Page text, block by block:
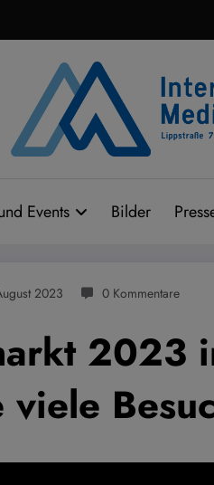
Events Bilder
2023 0 Kommentare
2023